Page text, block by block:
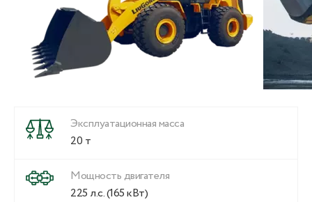
Эксплуатационная масса
20 т
Мощность двигателя
225 л.с. (165 кВт)